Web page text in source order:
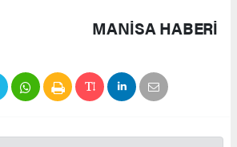
MANISA HABERİ